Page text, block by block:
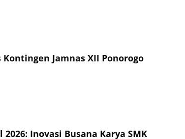
Jamnas XII Ponorogo
Inovasi Busana Karya SMK